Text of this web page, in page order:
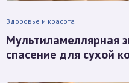
Здоровье и красота
Мультиламеллярная
спасение для сухой